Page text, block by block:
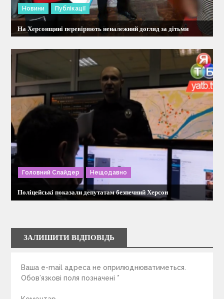
Новини Публікації
На Херсонщині перевіряють неналежний догляд за дітьми
Головний Слайдер Нещодавно
Поліцейські показали депутатам безпечний Херсон
ЗАЛИШИТИ ВІДПОВІДЬ
Ваша e-mail адреса не оприлюднюватиметься.
Обов’язкові поля позначені *